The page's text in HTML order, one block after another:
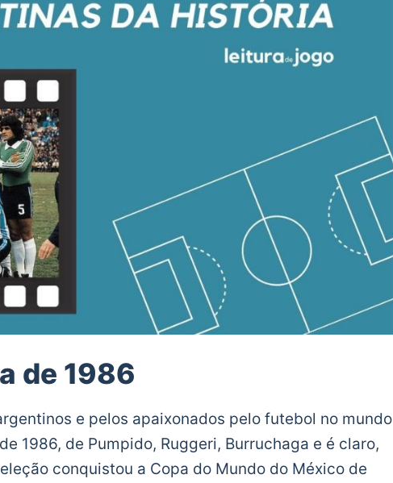
de 1986
e pelos apaixonados pelo futebol no mundo
1986, de Pumpido, Ruggeri, Burruchaga e é claro,
conquistou a Copa do Mundo do México de